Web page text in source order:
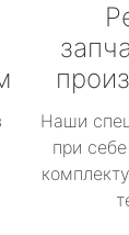
Наши
при